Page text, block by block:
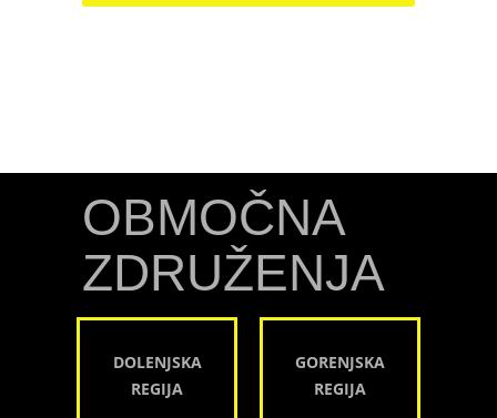
OBMOČNA
ZDRUŽENJA
DOLENJSKA
REGIJA
GORENJSKA
REGIJA